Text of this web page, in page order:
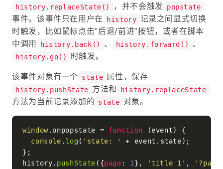
history.replaceState() ，并不会触发 popstate
事件。该事件只在用户在 history 记录之间显式切换
时触发，比如鼠标点击“后退/前进”按钮，或者在脚本
中调用
history.back() 、 history.forward() 、
history.go() 时触发。
该事件对象有一个 state 属性，保存
history.pushState 方法和 history.replaceState
方法为当前记录添加的 state 对象。
window. onpopstate = function (event) {
console . log( 'state: ' + event. state);
};
history. pushState ({page : 1 }, 'title 1' ,